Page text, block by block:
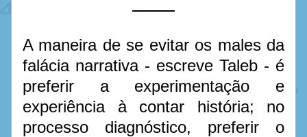
A maneira de se evitar os males da
falácia narrativa - escreve Taleb - é
preferir a experimentação e
experiência à contar história; no
processo diagnóstico, preferir o